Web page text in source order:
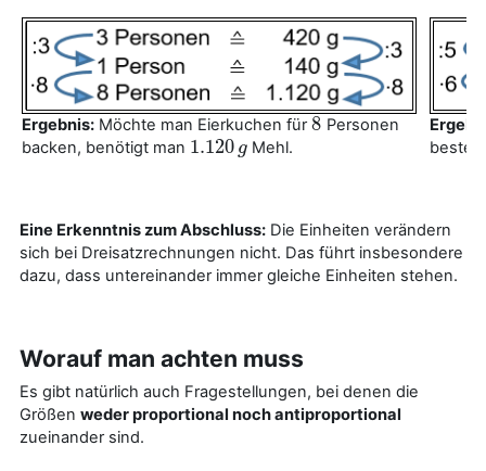
Ergebnis: Möchte man Eierkuchen für8
8 Personen
backen, benötigt man 1.120 g
1.120g Mehl.
Eine Erkenntnis zum Abschluss: Die Einheiten verändern
sich bei Dreisatzrechnungen nicht. Das führt insbesondere
dazu, dass untereinander immer gleiche Einheiten stehen.
Worauf man achten muss
Es gibt natürlich auch Fragestellungen, bei denen die
Größen weder proportional noch antiproportional
zueinander sind.